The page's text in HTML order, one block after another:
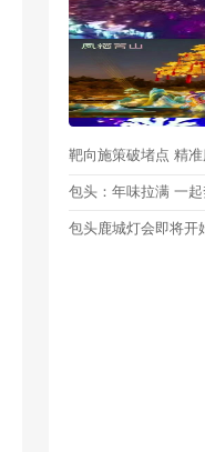
包头：年味拉满 一
包头鹿城灯会即将开